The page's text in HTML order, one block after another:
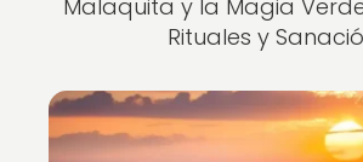
Malaquita y la Magia
Rituales y